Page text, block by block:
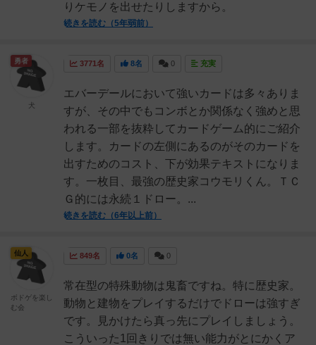
りケモノを出せたりしますから。
続きを読む（5年弱前）
3771名 8名 0 充実
エバーデールにおいて強いカードは多々ありま
すが、その中でもコンボとか関係なく強めと思
われる一部を抜粋してカードゲーム的にご紹介
します。カードの左側にあるのがそのカードを
出すためのコスト、下が効果テキストになりま
す。一枚目、最強の歴史家コウモリくん。ＴＣ
Ｇ的には永続１ドロー。...
続きを読む（6年以上前）
勇者
犬
849名 0名 0
常在型の特殊動物は鬼畜ですね。特に歴史家。
動物と建物をプレイするだけでドローは強すぎ
です。見かけたら真っ先にプレイしましょう。
こういった1回きりでは無い能力がとにかくア
仙人
ボドゲを楽し
む会